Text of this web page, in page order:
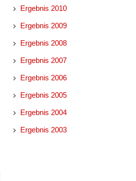
Ergebnis 2010
Ergebnis 2009
Ergebnis 2008
Ergebnis 2007
Ergebnis 2006
Ergebnis 2005
Ergebnis 2004
Ergebnis 2003